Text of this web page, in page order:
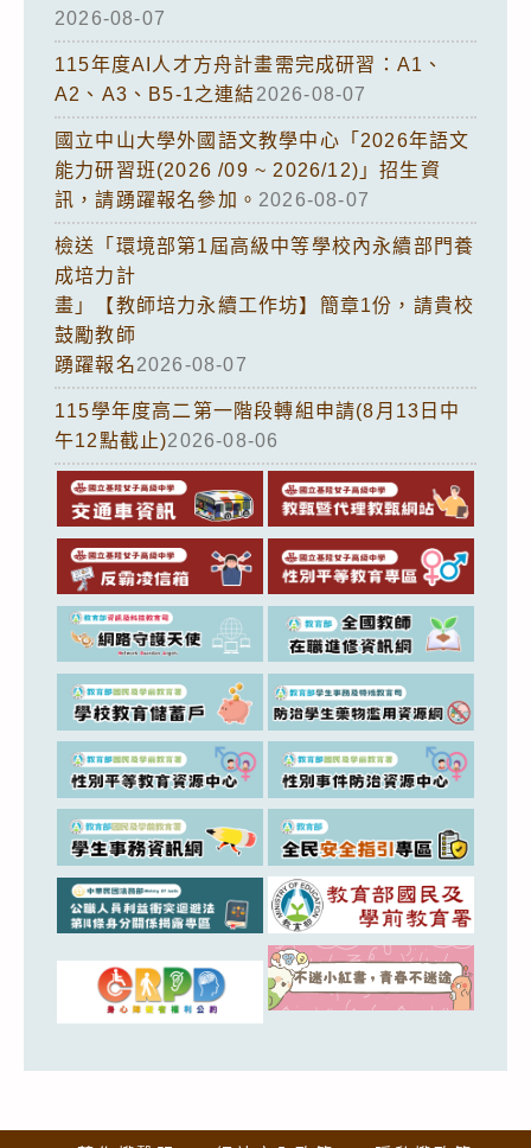
2026-08-07
115年度AI人才方舟計畫需完成研習：A1、
A2、A3、B5-1之連結2026-08-07
國立中山大學外國語文教學中心「2026年語文
能力研習班(2026 /09 ~ 2026/12)」招生資
訊，請踴躍報名參加。 2026-08-07
檢送「環境部第1屆高級中等學校內永續部門養
成培力計
畫」【教師培力永續工作坊】簡章1份，請貴校
鼓勵教師
踴躍報名2026-08-07
115學年度高二第一階段轉組申請(8月13日中
午12點截止)2026-08-06